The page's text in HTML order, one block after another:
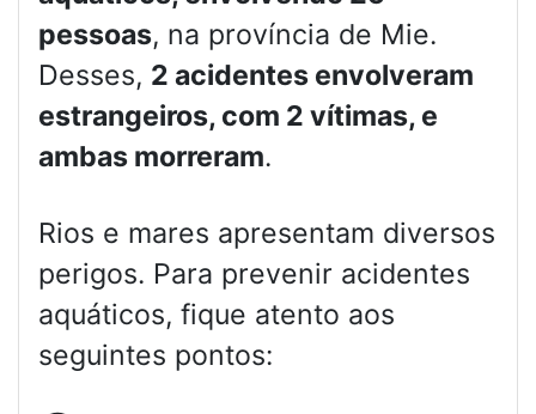
pessoas, na província de Mie.
Desses, 2 acidentes envolveram
estrangeiros, com 2 vítimas, e
ambas morreram.
Rios e mares apresentam diversos
perigos. Para prevenir acidentes
aquáticos, fique atento aos
seguintes pontos: